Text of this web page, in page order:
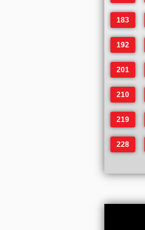
183
192
201
210
219
228